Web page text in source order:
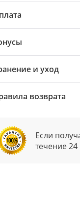
и уход
возврата
Если
течение